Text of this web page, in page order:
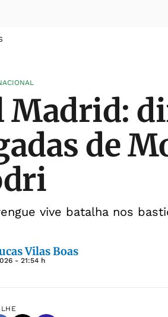
Madrid:
de
vive batalha nos
Vilas Boas
- 21:54 h